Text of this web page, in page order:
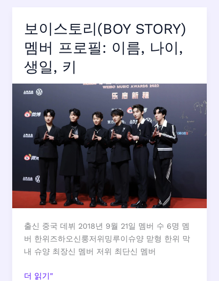
필:
이
름,
나
생
키
보이스토리(BOY STORY)
멤버 프로필: 이름, 나이,
생일, 키
출신 중국 데뷔 2018년 9월 21일 멤버 수 6명 멤
버 한위즈하오신룽저위밍루이슈양 맏형 한위 막
내 슈양 최장신 멤버 저위 최단신 멤버
보
더 읽기"